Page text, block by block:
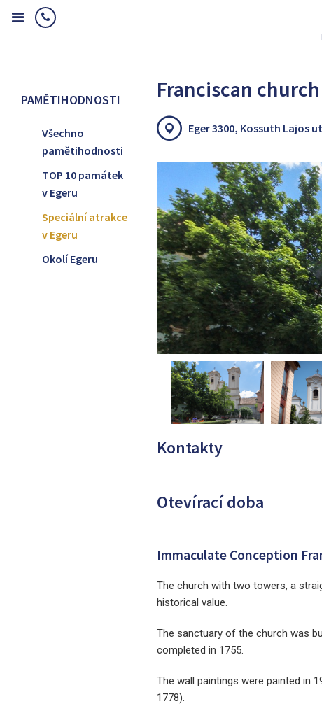
PAMĚTIHODNOSTI
Všechno
pamětihodnosti
TOP 10 památek
v Egeru
Speciální atrakce
v Egeru
Okolí Egeru
Franciscan church
Eger 3300, Kossuth Lajos
Kontakty
Otevírací doba
Immaculate Conception
The church with two towers, a
historical value.
The sanctuary of the church was
completed in 1755.
The wall paintings were painted in
1778).